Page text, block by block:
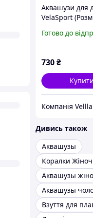
Аквашузи для
VelaSport
27,9 см взуття
Готово до
730₴
Компанія Vellla
Дивись також
Аквашузы
Коралки
Аквашузы
Аквашузы
Взуття для